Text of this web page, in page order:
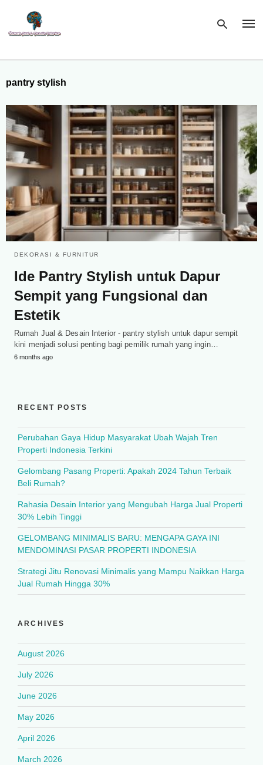
and
hit
pantry stylish
DEKORASI & FURNITUR
Ide Pantry Stylish untuk Dapur
Sempit yang Fungsional dan
Estetik
Rumah Jual & Desain Interior - pantry stylish untuk dapur sempit
kini menjadi solusi penting bagi pemilik rumah yang ingin…
6 months ago
RECENT POSTS
Perubahan Gaya Hidup Masyarakat Ubah Wajah Tren
Properti Indonesia Terkini
Gelombang Pasang Properti: Apakah 2024 Tahun Terbaik
Beli Rumah?
Rahasia Desain Interior yang Mengubah Harga Jual Properti
30% Lebih Tinggi
GELOMBANG MINIMALIS BARU: MENGAPA GAYA INI
MENDOMINASI PASAR PROPERTI INDONESIA
Strategi Jitu Renovasi Minimalis yang Mampu Naikkan Harga
Jual Rumah Hingga 30%
ARCHIVES
August 2026
July 2026
June 2026
May 2026
April 2026
March 2026